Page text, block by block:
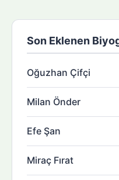
Son Eklenen
Oğuzhan Çifçi
Milan Önder
Efe Şan
Miraç Fırat